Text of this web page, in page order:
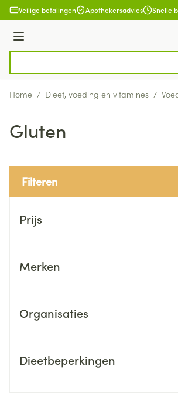
Ga naar de inhoud
Veilige betalingen Apothekersadvies Snelle
Menu
Home / Dieet, voeding en vitamines /
Gluten
Filteren
Prijs
Merken
Organisaties
Dieetbeperkingen